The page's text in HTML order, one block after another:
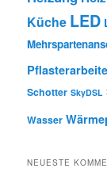
Küche LED
Schotter SkyDSL
Wasser
NEUESTE